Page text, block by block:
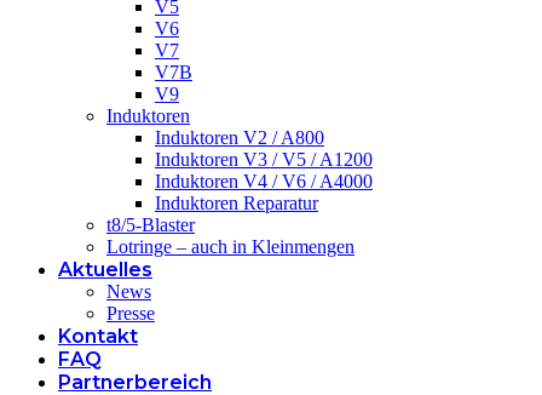
V5
V6
V7
V7B
V9
Induktoren
Induktoren V2 / A800
Induktoren V3 / V5 / A1200
Induktoren V4 / V6 / A4000
Induktoren Reparatur
t8/5-Blaster
Lotringe – auch in Kleinmengen
Aktuelles
News
Presse
Kontakt
FAQ
Partnerbereich